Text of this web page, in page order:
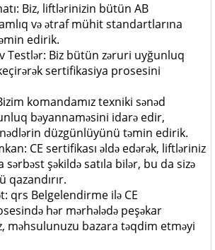
Biz, liftlərinizin bütün AB
və ətraf mühit standartlarına
edirik.
Testlər: Biz bütün zəruri uyğunluq
sertifikasiya prosesini
komandamız texniki sənəd
bəyannaməsini idarə edir,
düzgünlüyünü təmin edirik.
CE sertifikası əldə edərək, liftləriniz
sərbəst şəkildə satıla bilər, bu da sizə
qazandırır.
qrs Belgelendirme ilə CE
hər mərhələdə peşəkar
məhsulunuzu bazara təqdim etməyi